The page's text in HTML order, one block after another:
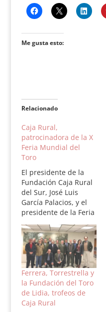
Me gusta esto:
Relacionado
Caja Rural,
patrocinadora de la X
Feria Mundial del
Toro
El presidente de la
Fundación Caja Rural
del Sur, José Luis
García Palacios, y el
presidente de la Feria
Mundial del Toro y
director gerente de
FIBES, Felipe Luis
Maestro, han firmado
un convenio de
colaboración para la
celebración de la X
Feria Mundial del
Toro, que se celebrará
Ferrera, Torrestrella y
la Fundación del Toro
de Lidia, trofeos de
Caja Rural